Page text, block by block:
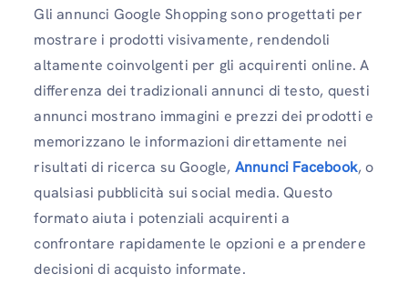
Gli annunci Google Shopping sono progettati per
mostrare i prodotti visivamente, rendendoli
altamente coinvolgenti per gli acquirenti online. A
differenza dei tradizionali annunci di testo, questi
annunci mostrano immagini e prezzi dei prodotti e
memorizzano le informazioni direttamente nei
risultati di ricerca su Google, Annunci Facebook, o
qualsiasi pubblicità sui social media. Questo
formato aiuta i potenziali acquirenti a
confrontare rapidamente le opzioni e a prendere
decisioni di acquisto informate.